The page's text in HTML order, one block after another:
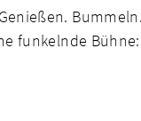
funkelnde Bühne: